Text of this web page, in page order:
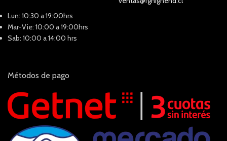
Lun: 10:30 a 19:00hrs
Mar-Vie: 10:00 a 19:00hrs
Sab: 10:00 a 14:00 hrs
Métodos de pago